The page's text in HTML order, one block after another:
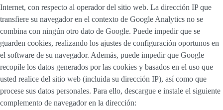
Internet, con respecto al operador del sitio web. La dirección IP que
transfiere su navegador en el contexto de Google Analytics no se
combina con ningún otro dato de Google. Puede impedir que se
guarden cookies, realizando los ajustes de configuración oportunos en
el software de su navegador. Además, puede impedir que Google
recopile los datos generados por las cookies y basados en el uso que
usted realice del sitio web (incluida su dirección IP), así como que
procese sus datos personales. Para ello, descargue e instale el siguiente
complemento de navegador en la dirección: